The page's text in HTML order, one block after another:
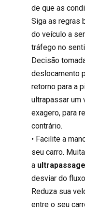
de que as
Siga as regras
do veículo a
tráfego no
Decisão
deslocamento
retorno para a
ultrapassar um
exagero, para
contrário.
• Facilite a
seu carro.
a
desviar do
Reduza sua
entre o seu